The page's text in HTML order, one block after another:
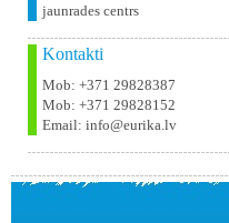
jaunrades centrs
Kontakti
Mob: +371 29828387
Mob: +371 29828152
Email: info@eurika.lv